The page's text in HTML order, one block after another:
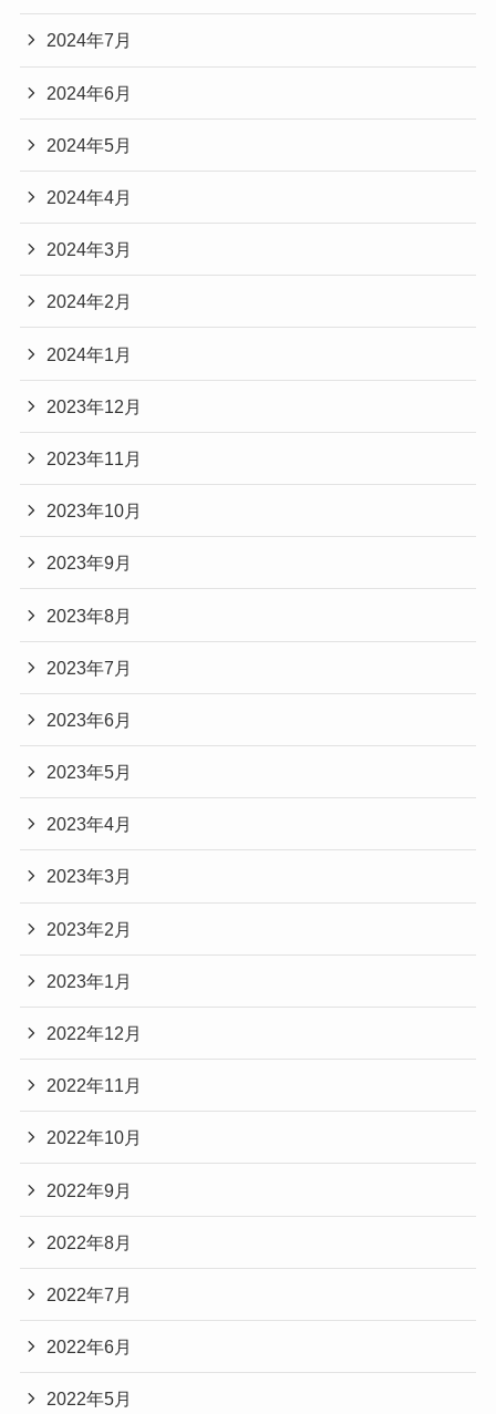
2024年7月
2024年6月
2024年5月
2024年4月
2024年3月
2024年2月
2024年1月
2023年12月
2023年11月
2023年10月
2023年9月
2023年8月
2023年7月
2023年6月
2023年5月
2023年4月
2023年3月
2023年2月
2023年1月
2022年12月
2022年11月
2022年10月
2022年9月
2022年8月
2022年7月
2022年6月
2022年5月